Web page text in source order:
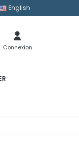
English
Connexion